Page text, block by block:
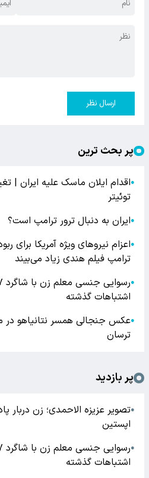
ارسال نظر
پر بحث ترین
●اقدام ایلان ماسک علیه ایران |
توئیتر
●ایران به دنبال ترور ترامپ است؟
●اعزام نیروهای ویژه آمریکا برای
ترامپ فیلم هندی زیاد می‌بیند
●
اشتباهات گذشته
●عکس جنجالی همسر نتانیاهو
ترسان
پر بازدید
●تصویر عزیزه الاحمدی؛ زن دربار
اپستین
●
اشتباهات گذشته